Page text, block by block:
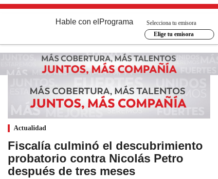
Hable con el Programa
Selecciona tu emisora
Elige tu emisora
Actualidad
Fiscalía culminó el descubrimiento
probatorio contra Nicolás Petro
después de tres meses